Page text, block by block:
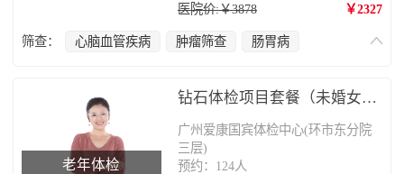
医院价:￥3878
￥2327
筛查： 心脑血管疾病 肿瘤筛查
肠胃病
老年体检
钻石体检项目套餐（未婚女性）
广州爱康国宾体检中心(环市东分院
三层)
预约：124人